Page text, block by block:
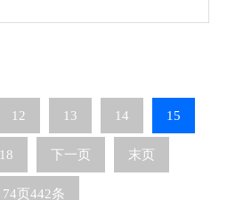
12 13 14 15
18 下一页 末页
74页442条